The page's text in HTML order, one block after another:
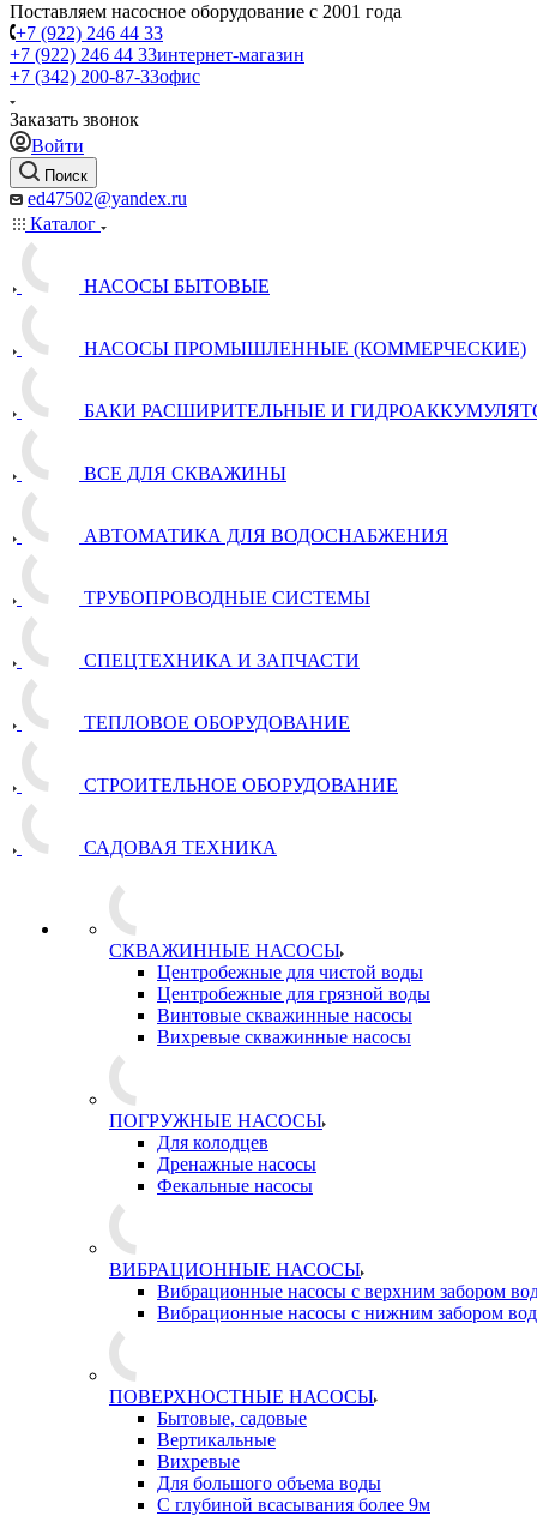
Поставляем насосное оборудование с 2001 года
+7 (922) 246 44 33
+7 (922) 246 44 33интернет-магазин
+7 (342) 200-87-33офис
Заказать звонок
Войти
Поиск
ed47502@yandex.ru
Каталог
НАСОСЫ БЫТОВЫЕ
НАСОСЫ ПРОМЫШЛЕННЫЕ (КОММЕРЧЕСКИЕ)
БАКИ РАСШИРИТЕЛЬНЫЕ И
ВСЕ ДЛЯ СКВАЖИНЫ
АВТОМАТИКА ДЛЯ ВОДОСНАБЖЕНИЯ
ТРУБОПРОВОДНЫЕ СИСТЕМЫ
СПЕЦТЕХНИКА И ЗАПЧАСТИ
ТЕПЛОВОЕ ОБОРУДОВАНИЕ
СТРОИТЕЛЬНОЕ ОБОРУДОВАНИЕ
САДОВАЯ ТЕХНИКА
СКВАЖИННЫЕ НАСОСЫ
Центробежные для чистой воды
Центробежные для грязной воды
Винтовые скважинные насосы
Вихревые скважинные насосы
ПОГРУЖНЫЕ НАСОСЫ
Для колодцев
Дренажные насосы
Фекальные насосы
ВИБРАЦИОННЫЕ НАСОСЫ
Вибрационные насосы с верхним забором
Вибрационные насосы с нижним забором
ПОВЕРХНОСТНЫЕ НАСОСЫ
Бытовые, садовые
Вертикальные
Вихревые
Для большого объема воды
С глубиной всасывания более 9м